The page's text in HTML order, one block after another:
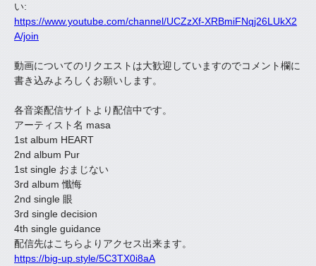
い:
https://www.youtube.com/channel/UCZzXf-XRBmiFNqj26LUkX2
A/join
動画についてのリクエストは大歓迎していますのでコメント欄に
書き込みよろしくお願いします。
各音楽配信サイトより配信中です。
アーティスト名 masa
1st album HEART
2nd album Pur
1st single おまじない
3rd album 懺悔
2nd single 眼
3rd single decision
4th single guidance
配信先はこちらよりアクセス出来ます。
https://big-up.style/5C3TX0i8aA